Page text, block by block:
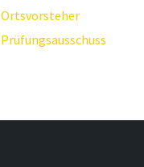
Ortsvorsteher
Prüfungsausschuss